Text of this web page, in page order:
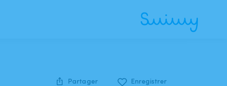
Partager Enregistrer